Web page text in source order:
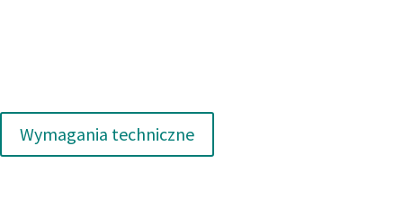
Wymagania techniczne